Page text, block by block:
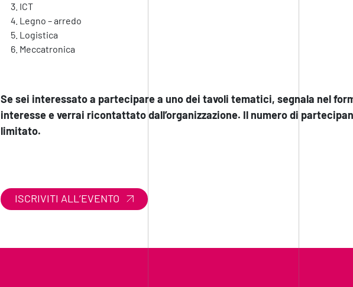
ICT
Legno – arredo
Logistica
Meccatronica
Se sei interessato a partecipare a uno dei tavoli tematici, segnala nel
interesse e verrai ricontattato dall’organizzazione. Il numero di
limitato.
ISCRIVITI ALL’EVENTO